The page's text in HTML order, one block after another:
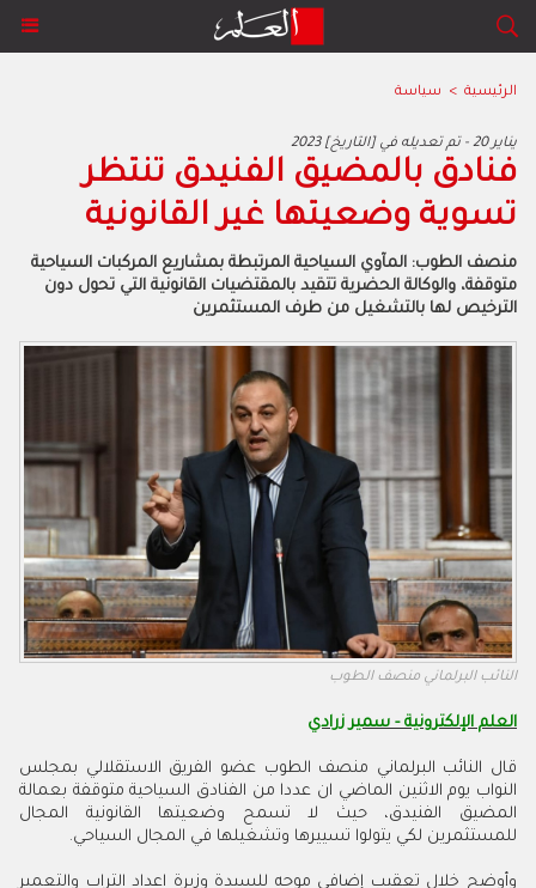
الرئيسية > سياسة
2023 يناير 20 - تم تعديله في [التاريخ]
فنادق بالمضيق الفنيدق تنتظر
تسوية وضعيتها غير القانونية
منصف الطوب: المآوي السياحية المرتبطة بمشاريع المركبات السياحية
متوقفة، والوكالة الحضرية تتقيد بالمقتضيات القانونية التي تحول دون
الترخيص لها بالتشغيل من طرف المستثمرين
النائب البرلماني منصف الطوب
العلم الإلكترونية - سمير زرادي
قال النائب البرلماني منصف الطوب عضو الفريق الاستقلالي بمجلس
النواب يوم الاثنين الماضي ان عددا من الفنادق السياحية متوقفة بعمالة
المضيق الفنيدق، حيث لا تسمح وضعيتها القانونية المجال
للمستثمرين لكي يتولوا تسييرها وتشغيلها في المجال السياحي.
وأوضح خلال تعقيب إضافي موجه للسيدة وزيرة اعداد التراب والتعمير